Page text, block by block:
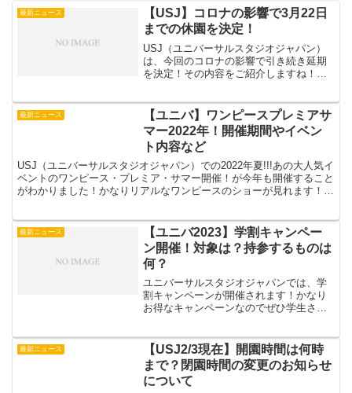
最新ニュース
【USJ】コロナの影響で3月22日
までの休園を決定！
USJ（ユニバーサルスタジオジャパン）
は、今回のコロナの影響で引き続き延期
を決定！その内容をご紹介しますね！
ナの影響で15日までとしていた、休園を
22日までに変...
最新ニュース
【ユニバ】ワンピースプレミアサ
マー2022年！開催期間やイベン
ト内容など
USJ（ユニバーサルスタジオジャパン）での2022年夏!!!あの大人気イ
ベントのワンピース・プレミア・サマー開催！が今年も開催すること
がわかりました！かなりリアルなワンピースのショーが見れます！今
最新ニュース
【ユニバ2023】学割キャンペー
ン開催！対象は？持参するものは
何？
ユニバーサルスタジオジャパンでは、学
割キャンペーンが開催されます！かなり
お得なキャンペーンなのでぜひ学生さん
ニバの旅を♪というわけでご紹介していき
ます【ユニバ2023】...
最新ニュース
【USJ2/3現在】開園時間は何時
まで？閉園時間の変更のお知らせ
について